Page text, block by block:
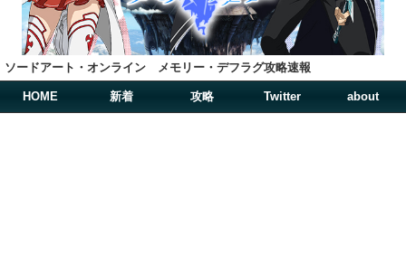
ソードアート・オンライン メモリー・デフラグ攻略速報
HOME 新着 攻略 Twitter about